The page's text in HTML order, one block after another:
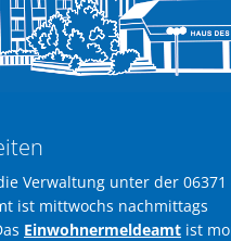
Verwaltung unter der 06371
ist mittwochs nachmittags
Einwohnermeldeamt ist